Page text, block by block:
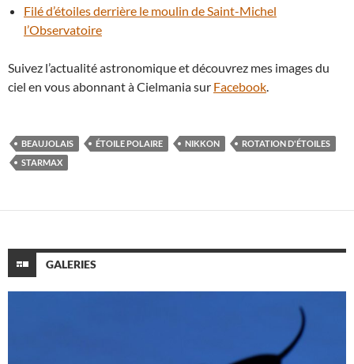
Filé d’étoiles derrière le moulin de Saint-Michel
l’Observatoire
Suivez l’actualité astronomique et découvrez mes images du
ciel en vous abonnant à Cielmania sur Facebook
BEAUJOLAIS ÉTOILE POLAIRE NIKKON
ROTATION D'ÉTOILES
STARMAX
GALERIES